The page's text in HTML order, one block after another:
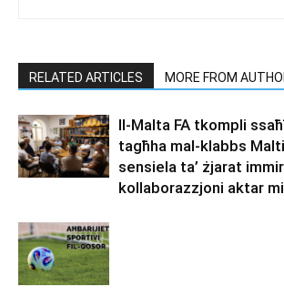
RELATED ARTICLES MORE FROM
Il-Malta FA tkompli
tagħha mal-klabbs
sensiela ta’ żjarat
kollaborazzjoni aktar